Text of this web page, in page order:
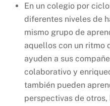
En un colegio por
diferentes niveles de
mismo grupo de
aquellos con un ritmo
ayuden a sus
colaborativo y
también pueden
perspectivas de otros,